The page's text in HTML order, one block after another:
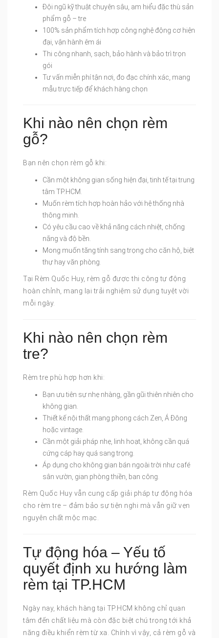
Đội ngũ kỹ thuật chuyên sâu, am hiểu đặc thù sản
phẩm gỗ – tre
100% sản phẩm tích hợp công nghệ động cơ hiện
đại, vận hành êm ái
Thi công nhanh, sạch, bảo hành và bảo trì trọn
gói
Tư vấn miễn phí tận nơi, đo đạc chính xác, mang
mẫu trực tiếp để khách hàng chọn
Khi nào nên chọn rèm
gỗ?
Bạn nên chọn rèm gỗ khi:
Cần một không gian sống hiện đại, tinh tế tại trung
tâm TP.HCM.
Muốn rèm tích hợp hoàn hảo với hệ thống nhà
thông minh.
Có yêu cầu cao về khả năng cách nhiệt, chống
nắng và độ bền.
Mong muốn tăng tính sang trọng cho căn hộ, biệt
thự hay văn phòng.
Tại Rèm Quốc Huy, rèm gỗ được thi công tự động
hoàn chỉnh, mang lại trải nghiệm sử dụng tuyệt vời
mỗi ngày.
Khi nào nên chọn rèm
tre?
Rèm tre phù hợp hơn khi:
Bạn ưu tiên sự nhẹ nhàng, gần gũi thiên nhiên cho
không gian.
Thiết kế nội thất mang phong cách Zen, Á Đông
hoặc vintage.
Cần một giải pháp nhẹ, linh hoạt, không cần quá
cứng cáp hay quá sang trọng.
Áp dụng cho không gian bán ngoài trời như café
sân vườn, gian phòng thiền, ban công.
Rèm Quốc Huy vẫn cung cấp giải pháp tự động hóa
cho rèm tre – đảm bảo sự tiện nghi mà vẫn giữ vẹn
nguyên chất mộc mạc.
Tự động hóa – Yếu tố
quyết định xu hướng làm
rèm tại TP.HCM
Ngày nay, khách hàng tại TP.HCM không chỉ quan
tâm đến chất liệu mà còn đặc biệt chú trọng tới khả
năng điều khiển rèm từ xa. Chính vì vậy, cả rèm gỗ và